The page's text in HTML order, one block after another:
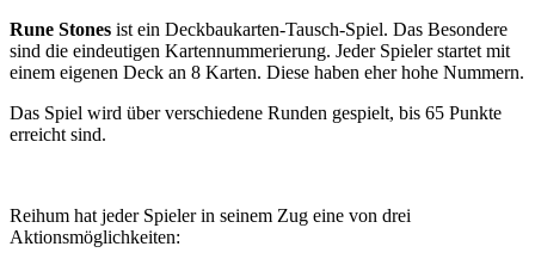
Rune Stones ist ein Deckbaukarten-Tausch-Spiel. Das Besondere
sind die eindeutigen Kartennummerierung. Jeder Spieler startet mit
einem eigenen Deck an 8 Karten. Diese haben eher hohe Nummern.
Das Spiel wird über verschiedene Runden gespielt, bis 65 Punkte
erreicht sind.
Reihum hat jeder Spieler in seinem Zug eine von drei
Aktionsmöglichkeiten: